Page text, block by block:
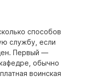
способов
службу, если
Первый —
обычно
воинская